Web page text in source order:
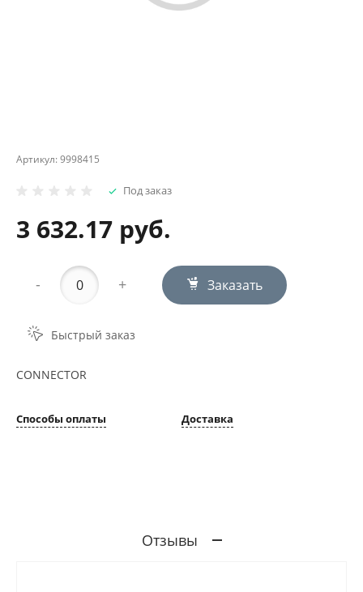
Артикул:9998415
Под заказ
3 632.17 руб.
- + Заказать
Быстрый заказ
CONNECTOR
Способы оплаты Доставка
Отзывы